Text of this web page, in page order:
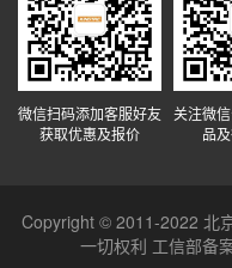
微信扫码添加客服好友
获取优惠及报价
关注微
品
Copyright © 2011-2022 北
一切权利 工信部备案